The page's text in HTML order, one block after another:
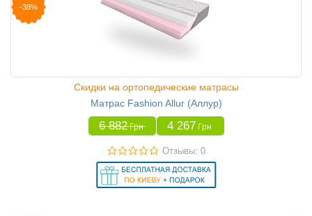
-38%
Скидки на ортопедические матрасы
Матрас Fashion Allur (Аллур)
6 882 Грн 4 267 Грн
Отзывы: 0